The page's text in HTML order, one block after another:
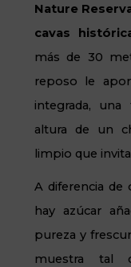
Nature
cavas
más de 30
reposo le
integrada,
altura de un
limpio que
A diferencia de
hay azúcar
pureza y
muestra tal